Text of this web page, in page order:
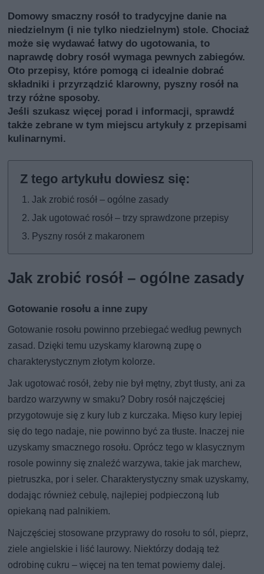
Domowy smaczny rosół to tradycyjne danie na
niedzielnym (i nie tylko niedzielnym) stole. Chociaż
może się wydawać łatwy do ugotowania, to
naprawdę dobry rosół wymaga pewnych zabiegów.
Oto przepisy, które pomogą ci idealnie dobrać
składniki i przyrządzić klarowny, pyszny rosół na
trzy różne sposoby.
Jeśli szukasz więcej porad i informacji, sprawdź
także zebrane w tym miejscu artykuły z przepisami
kulinarnymi.
Jak zrobić rosół – ogólne zasady
Jak ugotować rosół – trzy sprawdzone przepisy
Pyszny rosół z makaronem
Jak zrobić rosół – ogólne zasady
Gotowanie rosołu a inne zupy
Gotowanie rosołu powinno przebiegać według pewnych
zasad. Dzięki temu uzyskamy klarowną zupę o
charakterystycznym złotym kolorze.
Jak ugotować rosół, żeby nie był mętny, zbyt tłusty, ani za
bardzo warzywny w smaku? Dobry rosół najczęściej
przygotowuje się z kury lub z kurczaka. Mięso kury lepiej
się do tego nadaje, nie powinno być za tłuste. Inaczej nie
uzyskamy smacznego rosołu. Oprócz tego w klasycznym
rosole powinny się znaleźć warzywa, takie jak marchew,
pietruszka, por i seler. Charakterystyczny smak uzyskamy,
dodając również cebulę, najlepiej podpieczoną lub
opiekaną nad palnikiem.
Najczęściej stosowane przyprawy do rosołu to sól, pieprz,
ziele angielskie i liść laurowy. Niektórzy dodają też
odrobinę cukru – więcej na ten temat powiemy dalej.